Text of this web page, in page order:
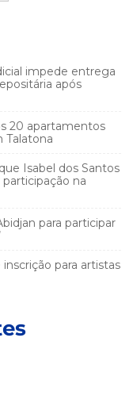
impede entrega
após
20 apartamentos
Talatona
Isabel dos Santos
na
para participar
para artistas